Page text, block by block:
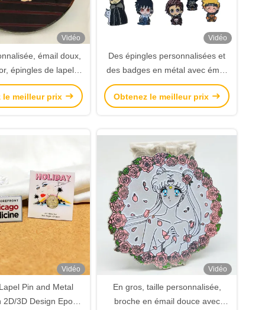
Vidéo
émail doux,
épingles de lapelet
et badge
métallique
le meilleur prix
Vidéo
Des épingles personnalisées et
des badges en métal avec émail
doux, émail dur et options de
conception 3D
Obtenez le meilleur prix
Vidéo
Pin and Metal
3D Design Epoxy
Vidéo
En gros, taille personnalisée,
broche en émail douce avec